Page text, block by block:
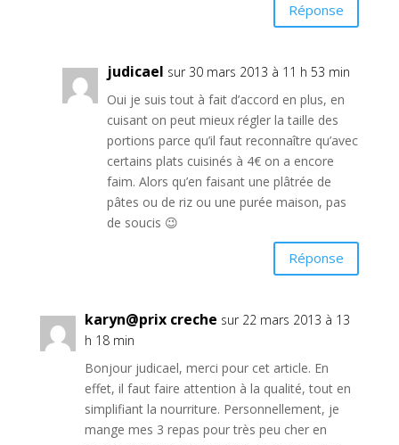
Réponse
judicael sur 30 mars 2013 à 11 h 53 min
Oui je suis tout à fait d’accord en plus, en
cuisant on peut mieux régler la taille des
portions parce qu’il faut reconnaître qu’avec
certains plats cuisinés à 4€ on a encore
faim. Alors qu’en faisant une plâtrée de
pâtes ou de riz ou une purée maison, pas
de soucis 😉
Réponse
karyn@prix creche sur 22 mars 2013 à 13
h 18 min
Bonjour judicael, merci pour cet article. En
effet, il faut faire attention à la qualité, tout en
simplifiant la nourriture. Personnellement, je
mange mes 3 repas pour très peu cher en